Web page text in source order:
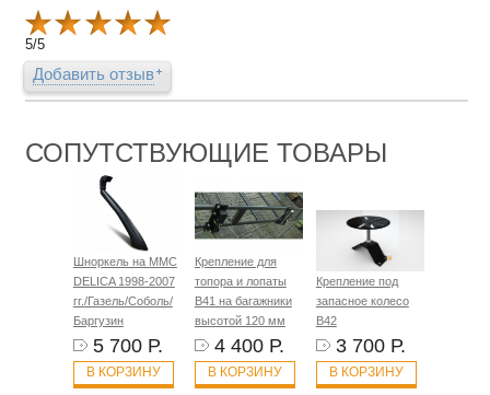
5/5
Добавить отзыв
СОПУТСТВУЮЩИЕ ТОВАРЫ
Шноркель на MMC
DELICA 1998-2007
гг./Газель/Соболь/
Баргузин
5 700 Р.
В КОРЗИНУ
Крепление для
топора и лопаты
B41 на багажники
высотой 120 мм
4 400 Р.
В КОРЗИНУ
Крепление под
запасное колесо
B42
3 700 Р.
В КОРЗИНУ